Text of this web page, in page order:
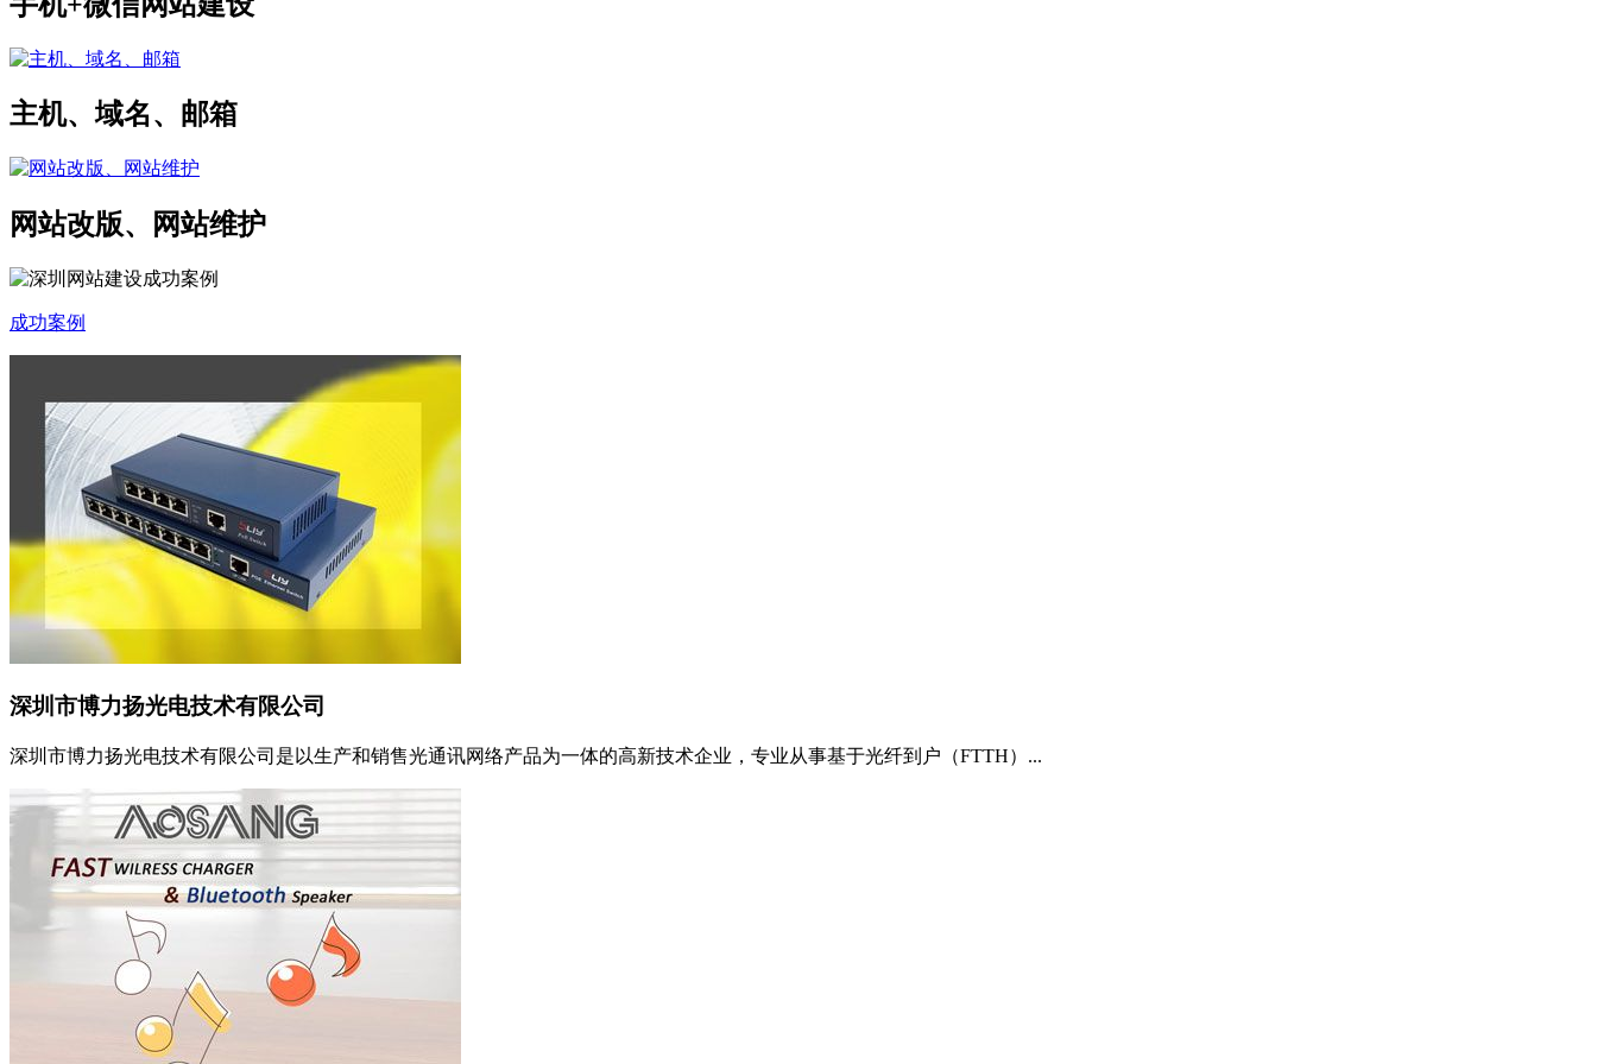
主机、域名、邮箱
网站改版、网站维护
成功案例
深圳市博力扬光电技术有限公司
深圳市博力扬光电技术有限公司是以生产和销售光通讯网络产品为一体的高新技术企业，专业从事基于光纤到户（FTTH）...